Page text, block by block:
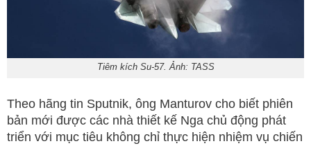
Tiêm kích Su-57. Ảnh: TASS
Theo hãng tin Sputnik, ông Manturov cho biết phiên
bản mới được các nhà thiết kế Nga chủ động phát
triển với mục tiêu không chỉ thực hiện nhiệm vụ chiến